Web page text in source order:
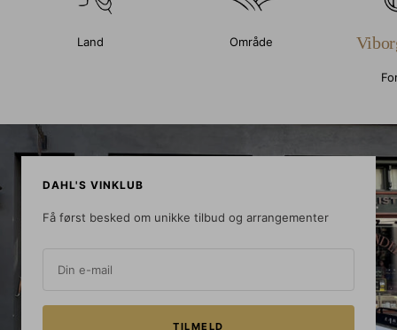
Land Område
DAHL'S VINKLUB
Få først besked om unikke tilbud og arrangementer
Din e-mail
TILMELD